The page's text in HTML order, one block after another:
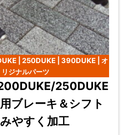
| 250DUKE | 390DUKE | オ
リジナルパーツ
250DUKE
ブレーキ＆シフト
やすく加工